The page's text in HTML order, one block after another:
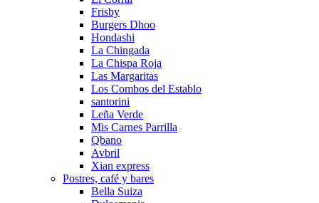
Frisby
Burgers Dhoo
Hondashi
La Chingada
La Chispa Roja
Las Margaritas
Los Combos del Establo
santorini
Leña Verde
Mis Carnes Parrilla
Qbano
Avbril
Xian express
Postres, café y bares
Bella Suiza